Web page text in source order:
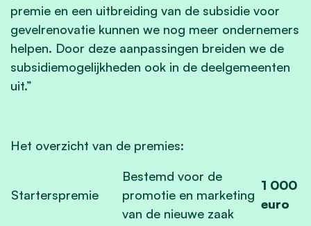
premie en een uitbreiding van de subsidie voor
gevelrenovatie kunnen we nog meer ondernemers
helpen. Door deze aanpassingen breiden we de
subsidiemogelijkheden ook in de deelgemeenten
uit.”
Het overzicht van de premies:
Starterspremie
Bestemd voor de
promotie en marketing
van de nieuwe zaak
1 000
euro